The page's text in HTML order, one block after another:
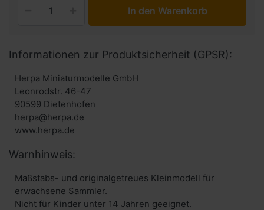
In den Warenkorb
Informationen zur Produktsicherheit (GPSR):
Herpa Miniaturmodelle GmbH
Leonrodstr. 46-47
90599 Dietenhofen
herpa@herpa.de
www.herpa.de
Warnhinweis:
Maßstabs- und originalgetreues Kleinmodell für
erwachsene Sammler.
Nicht für Kinder unter 14 Jahren geeignet.